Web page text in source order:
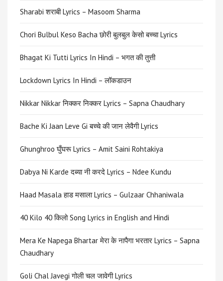
Sharabi शराबी Lyrics – Masoom Sharma
Chori Bulbul Keso Bacha छोरी बुलबुल केसो बच्चा Lyrics
Bhagat Ki Tutti Lyrics In Hindi – भगत की तुत्ती
Lockdown Lyrics In Hindi – लॉकडाउन
Nikkar Nikkar निक्कर निक्कर Lyrics – Sapna Chaudhary
Bache Ki Jaan Leve Gi बच्चे की जान लेवैगी Lyrics
Ghunghroo घुँघरू Lyrics – Amit Saini Rohtakiya
Dabya Ni Karde दब्या नी करदे Lyrics – Ndee Kundu
Haad Masala हाड मसाला Lyrics – Gulzaar Chhaniwala
40 Kilo 40 किलो Song Lyrics in English and Hindi
Mera Ke Napega Bhartar मेरा के नापैगा भरतार Lyrics – Sapna
Chaudhary
Goli Chal Javegi गोली चल जावेगी Lyrics